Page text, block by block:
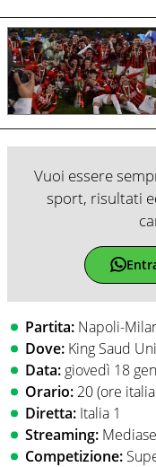
Vuoi essere
sport, risultati
Partita: Napoli-
Dove: King Saud
Data: giovedì 18
Orario: 20 (ore
Diretta: Italia 1
Streaming:
Competizione: